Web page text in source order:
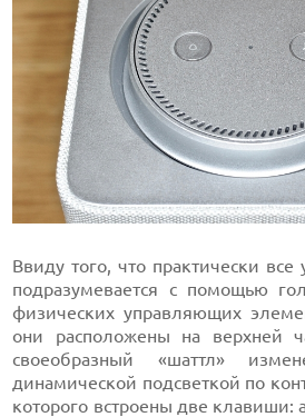
Ввиду того, что практически все
подразумевается с помощью
физических управляющих
они расположены на верхней
своеобразный «шаттл»
динамической подсветкой по
которого встроены две клавиши: